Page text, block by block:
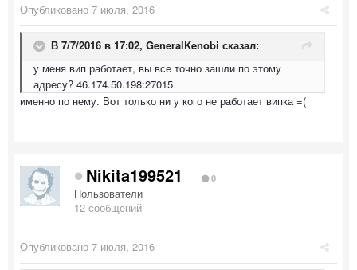
Опубликовано 7 июля, 2016
В 7/7/2016 в 17:02, GeneralKenobi сказал:
у меня вип работает, вы все точно зашли по этому
адресу? 46.174.50.198:27015
именно по нему. Вот только ни у кого не работает випка =(
Nikita199521 0
Пользователи
12 сообщений
Опубликовано 7 июля, 2016